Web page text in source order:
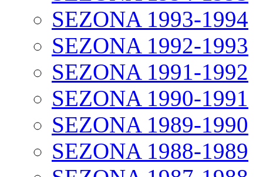
SEZONA 1993-1994
SEZONA 1992-1993
SEZONA 1991-1992
SEZONA 1990-1991
SEZONA 1989-1990
SEZONA 1988-1989